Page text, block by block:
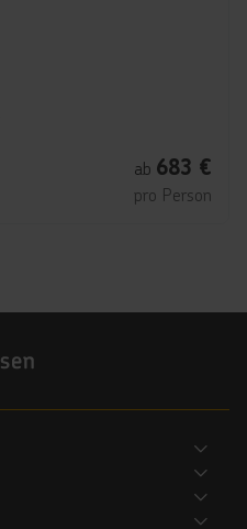
ab 683 €
pro Person